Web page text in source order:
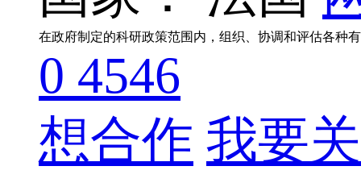
在政府制定的科研政策范围内，组织、协调和评估各种
0 4546
想合作 我要